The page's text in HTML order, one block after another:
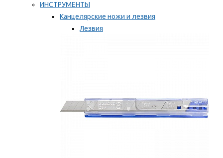
ИНСТРУМЕНТЫ
Канцелярские ножи и лезвия
Лезвия